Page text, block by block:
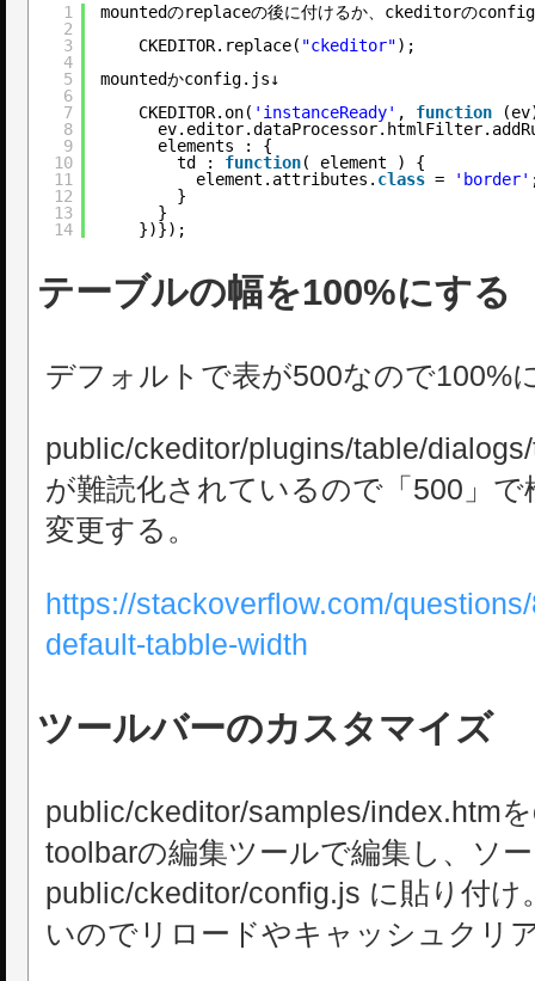
1
2
3
4
5
6
7
8
9
10
11
12
13
14
mountedのreplaceの後に付けるか、ckeditorの
CKEDITOR.replace( "ckeditor");
mountedかconfig.js↓
CKEDITOR.on( 'instanceReady' , function
elements : {
td : function( element ) {
element.attributes. class = 'border'
}
}
})});
テーブルの幅を100%にする
デフォルトで表が500なので100%
public/ckeditor/plugins/table/
が難読化されているので「500」で
変更する。
https://stackoverflow.com/
default-tabble-width
ツールバーのカスタマイズ
public/ckeditor/samples/index.htm
toolbarの編集ツールで編集し、ソ
public/ckeditor/config.js に貼り付
いのでリロードやキャッシュクリ